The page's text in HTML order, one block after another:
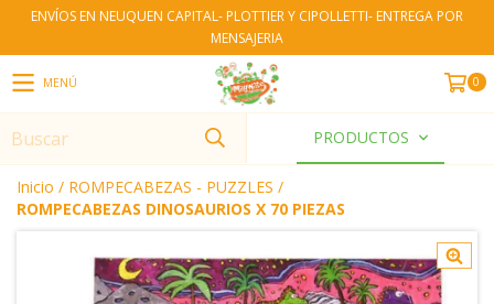
ENVÍOS EN NEUQUEN CAPITAL- PLOTTIER Y CIPOLLETTI- ENTREGA POR
MENSAJERIA
MENÚ 0
PRODUCTOS
Inicio / ROMPECABEZAS - PUZZLES /
ROMPECABEZAS DINOSAURIOS X 70 PIEZAS